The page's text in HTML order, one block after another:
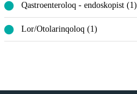
Qastroenteroloq - endoskopist (1)
Lor/Otolarinqoloq (1)